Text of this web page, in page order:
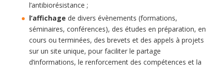
l’antibiorésistance ;
l’affichage de divers évènements (formations,
séminaires, conférences), des études en préparation, en
cours ou terminées, des brevets et des appels à projets
sur un site unique, pour faciliter le partage
d’informations, le renforcement des compétences et la